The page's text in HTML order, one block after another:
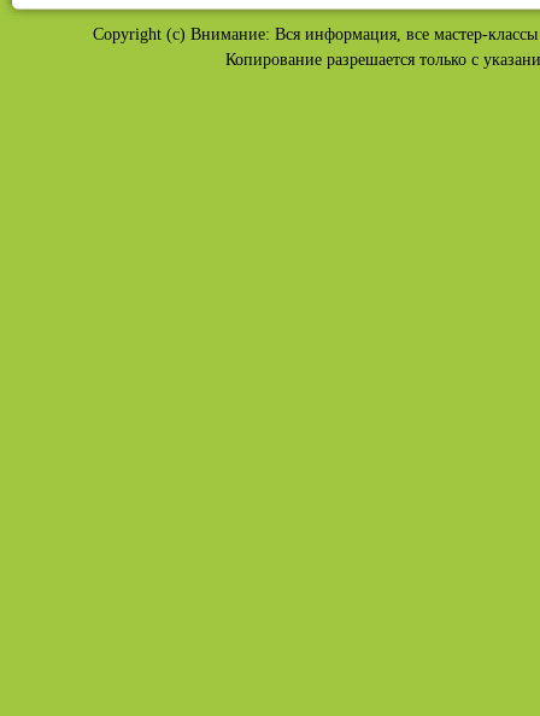
Copyright (c) Внимание: Вся информация, все мастер-
Копирование разрешается только с